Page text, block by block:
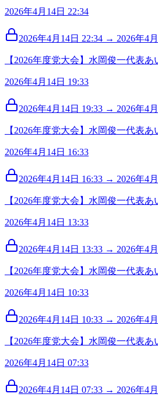
2026年4月14日 22:34
2026年4月14日 22:34 → 2026年4
【2026年度党大会】水岡俊一代表
2026年4月14日 19:33
2026年4月14日 19:33 → 2026年4
【2026年度党大会】水岡俊一代表
2026年4月14日 16:33
2026年4月14日 16:33 → 2026年4
【2026年度党大会】水岡俊一代表
2026年4月14日 13:33
2026年4月14日 13:33 → 2026年4
【2026年度党大会】水岡俊一代表
2026年4月14日 10:33
2026年4月14日 10:33 → 2026年4
【2026年度党大会】水岡俊一代表
2026年4月14日 07:33
2026年4月14日 07:33 → 2026年4